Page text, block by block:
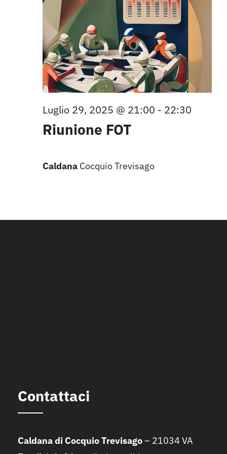
2025
Riunione FOT
Luglio 29, 2025 @ 21:00 - 22:30
Caldana Cocquio Trevisago
Contattaci
Caldana di Cocquio Trevisago– 21034 VA